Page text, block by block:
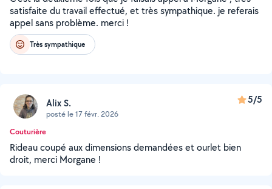
satisfaite du travail effectué, et très sympathique. je referais
appel sans problème. merci !
Très sympathique
Alix S.
posté le 17 févr. 2026
5/5
Couturière
Rideau coupé aux dimensions demandées et ourlet bien
droit, merci Morgane !